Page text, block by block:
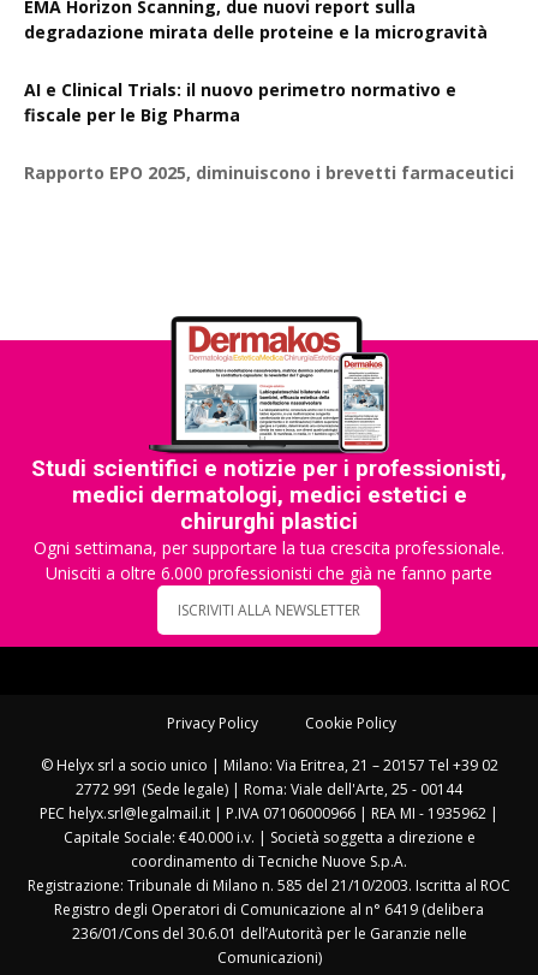
EMA Horizon Scanning, due nuovi report sulla
degradazione mirata delle proteine e la microgravità
AI e Clinical Trials: il nuovo perimetro normativo e
fiscale per le Big Pharma
Rapporto EPO 2025, diminuiscono i brevetti farmaceutici
Studi scientifici e notizie per i professionisti,
medici dermatologi, medici estetici e
chirurghi plastici
Ogni settimana, per supportare la tua crescita professionale.
Unisciti a oltre 6.000 professionisti che già ne fanno parte
ISCRIVITI ALLA NEWSLETTER
Privacy Policy Cookie Policy
© Helyx srl a socio unico | Milano: Via Eritrea, 21 – 20157 Tel +39 02
2772 991 (Sede legale) | Roma: Viale dell'Arte, 25 - 00144
PEC helyx.srl@legalmail.it | P.IVA 07106000966 | REA MI - 1935962 |
Capitale Sociale: €40.000 i.v. | Società soggetta a direzione e
coordinamento di Tecniche Nuove S.p.A.
Registrazione: Tribunale di Milano n. 585 del 21/10/2003. Iscritta al ROC
Registro degli Operatori di Comunicazione al n° 6419 (delibera
236/01/Cons del 30.6.01 dell’Autorità per le Garanzie nelle
Comunicazioni)